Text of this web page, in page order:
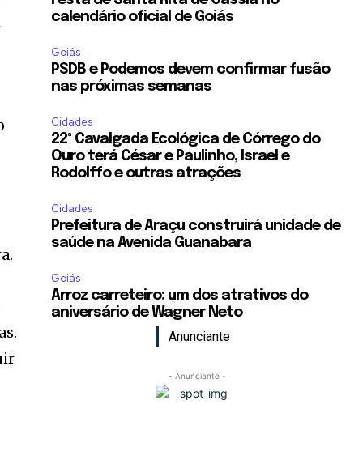
calendário oficial de Goiás
Goiás
PSDB e Podemos devem confirmar fusão
nas próximas semanas
Cidades
22ª Cavalgada Ecológica de Córrego do
Ouro terá César e Paulinho, Israel e
Rodolffo e outras atrações
Cidades
Prefeitura de Araçu construirá unidade de
saúde na Avenida Guanabara
Goiás
Arroz carreteiro: um dos atrativos do
aniversário de Wagner Neto
Anunciante
- Anunciante -